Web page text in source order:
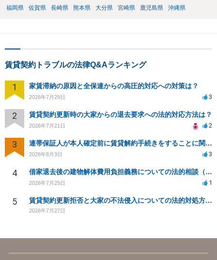
福岡県
佐賀県 長崎県 熊本県 大分県 宮崎県 鹿児島県 沖縄県
賃貸契約トラブルの法律Q&Aランキング
1 家賃滞納の原因と全保連からの高圧的対応への対策は？
2026年7月29日 3
2 賃貸契約更新時の大家からの退去要求への法的対応方法は？
2026年7月21日 2
3 連帯保証人が本人確定前に賃貸解約手続きをすることに関して
2026年8月3日 3
4 借家退去後の建物解体費用負担義務についての法的相談（補足説明修正）
2026年7月25日 1
5 賃貸契約更新拒否と大家の不法侵入についての法的対処方法は？
2026年7月27日